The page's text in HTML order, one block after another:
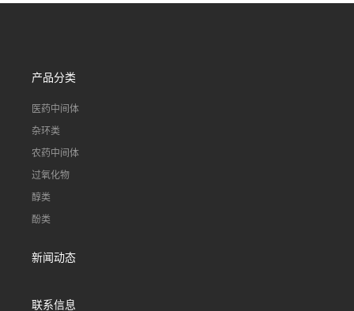
产品分类
医药中间体
杂环类
农药中间体
过氧化物
醇类
酚类
新闻动态
联系信息